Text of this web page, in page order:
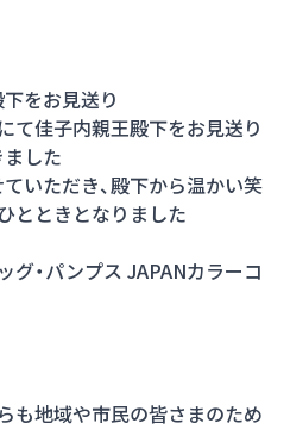
をお見送り
て佳子内親王殿下をお見送り
した
いただき、殿下から温かい笑
とときとなりました
グ・パンプス JAPANカラーコ
も地域や市民の皆さまのため